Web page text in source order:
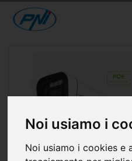
Noi usiamo i
Noi usiamo i cookies e
Salta
al
contenuto